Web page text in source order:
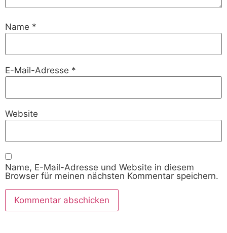
Name *
E-Mail-Adresse *
Website
Name, E-Mail-Adresse und Website in diesem
Browser für meinen nächsten Kommentar speichern.